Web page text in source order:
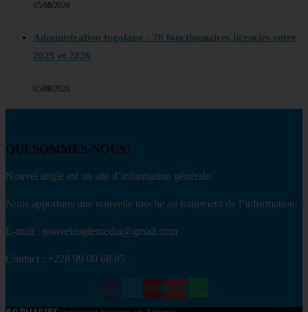
05/08/2026
Administration togolaise : 78 fonctionnaires licenciés entre
2025 et 2026
05/08/2026
QUI SOMMES-NOUS?
Nouvel angle est un site d’information générale.
Nous apportons une nouvelle touche au traitement de l’information.
E-mail : nouvelanglemedia@gmail.com
Contact : +228 99 00 68 05
TwitterYoutubeEnvelopeWhatsapp